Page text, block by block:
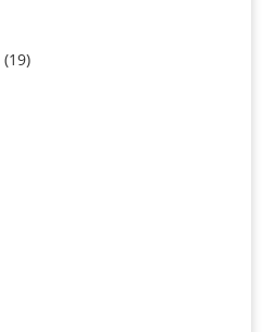
(19)